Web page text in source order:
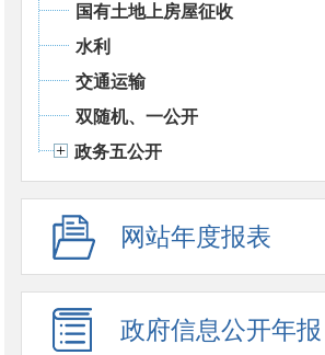
国有土地上房屋征收
水利
交通运输
双随机、一公开
政务五公开
网站年度报表
政府信息公开年报